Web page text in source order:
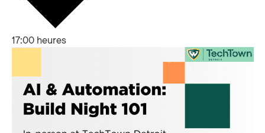
17:00 heures